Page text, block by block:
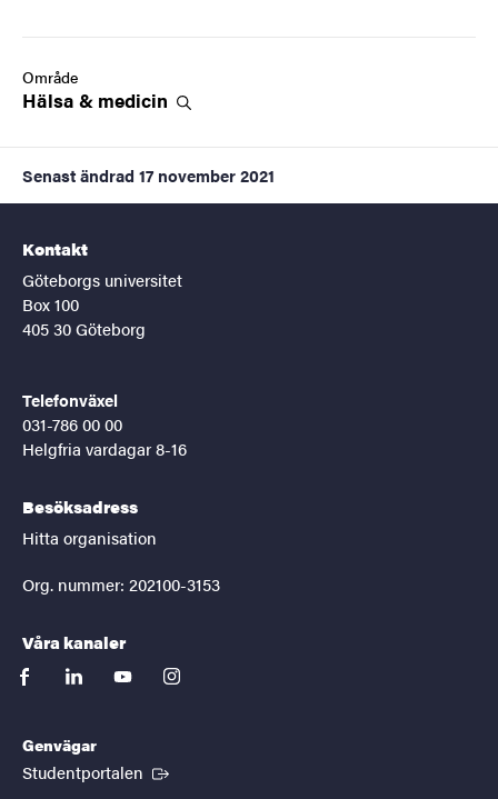
Område
Hälsa & medicin
Senast ändrad 17 november 2021
Kontakt
Göteborgs universitet
Box 100
405 30 Göteborg
Telefonväxel
031-786 00 00
Helgfria vardagar 8-16
Besöksadress
Hitta organisation
Org. nummer: 202100-3153
Våra kanaler
facebooklinkedinyoutubeinstagram
Genvägar
Studentportalen (Extern länk)